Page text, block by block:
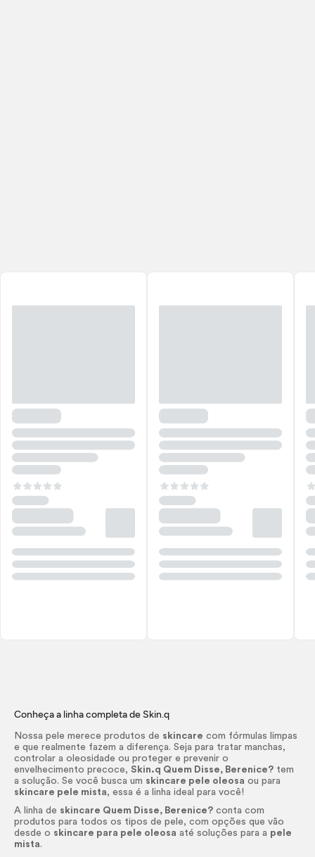
Conheça a linha completa de Skin.q
Nossa pele merece produtos de skincare com fórmulas limpas
e que realmente fazem a diferença. Seja para tratar manchas,
controlar a oleosidade ou proteger e prevenir o
envelhecimento precoce,Skin.q Quem Disse, Berenice? tem
a solução. Se você busca um skincare pele oleosa ou para
skincare pele mista, essa é a linha ideal para você!
A linha de skincare Quem Disse, Berenice? conta com
produtos para todos os tipos de pele, com opções que vão
desde o skincare para pele oleosa até soluções para a pele
mista.